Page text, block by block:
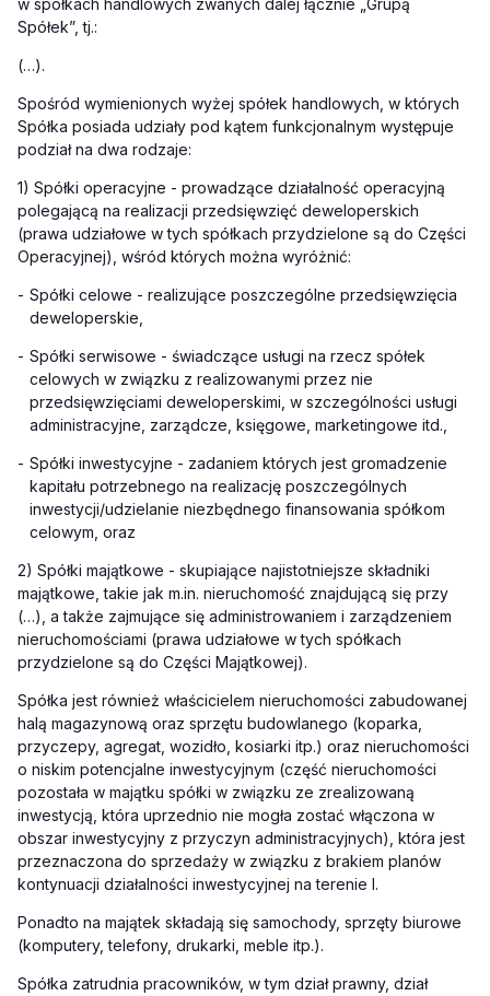
w spółkach handlowych zwanych dalej łącznie „Grupą
Spółek”, tj.:
(…).
Spośród wymienionych wyżej spółek handlowych, w których
Spółka posiada udziały pod kątem funkcjonalnym występuje
podział na dwa rodzaje:
1) Spółki operacyjne - prowadzące działalność operacyjną
polegającą na realizacji przedsięwzięć deweloperskich
(prawa udziałowe w tych spółkach przydzielone są do Części
Operacyjnej), wśród których można wyróżnić:
- Spółki celowe - realizujące poszczególne przedsięwzięcia
deweloperskie,
- Spółki serwisowe - świadczące usługi na rzecz spółek
celowych w związku z realizowanymi przez nie
przedsięwzięciami deweloperskimi, w szczególności usługi
administracyjne, zarządcze, księgowe, marketingowe itd.,
- Spółki inwestycyjne - zadaniem których jest gromadzenie
kapitału potrzebnego na realizację poszczególnych
inwestycji/udzielanie niezbędnego finansowania spółkom
celowym, oraz
2) Spółki majątkowe - skupiające najistotniejsze składniki
majątkowe, takie jak m.in. nieruchomość znajdującą się przy
(…), a także zajmujące się administrowaniem i zarządzeniem
nieruchomościami (prawa udziałowe w tych spółkach
przydzielone są do Części Majątkowej).
Spółka jest również właścicielem nieruchomości zabudowanej
halą magazynową oraz sprzętu budowlanego (koparka,
przyczepy, agregat, wozidło, kosiarki itp.) oraz nieruchomości
o niskim potencjalne inwestycyjnym (część nieruchomości
pozostała w majątku spółki w związku ze zrealizowaną
inwestycją, która uprzednio nie mogła zostać włączona w
obszar inwestycyjny z przyczyn administracyjnych), która jest
przeznaczona do sprzedaży w związku z brakiem planów
kontynuacji działalności inwestycyjnej na terenie I.
Ponadto na majątek składają się samochody, sprzęty biurowe
(komputery, telefony, drukarki, meble itp.).
Spółka zatrudnia pracowników, w tym dział prawny, dział